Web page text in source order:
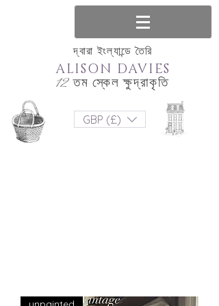
দ্বারা ইংল্যান্ডে তৈরি
12 তম স্কেল ক্ষুদ্রাকৃতি
ALISON DAVIES
GBP (£)